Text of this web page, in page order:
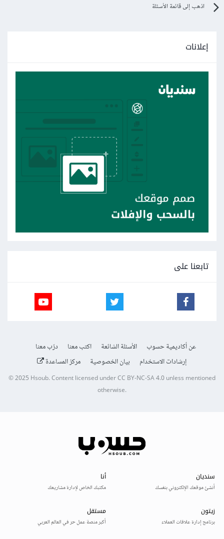
اذهب إلى قائمة الأسئلة
إعلانات
تابعنا على
عن أكاديمية حسوب الأسئلة الشائعة اكتب معنا
درّب معنا
إرشادات الاستخدام
بيان الخصوصية مركز المساعدة
© 2025Hsoub.Content licensed underCC BY-NC-SA 4.0unless mentioned
otherwise.